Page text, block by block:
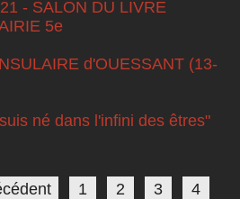
- SALON DU LIVRE
5e
d'OUESSANT (13-
né dans l'infini des êtres"
1 2 3 4